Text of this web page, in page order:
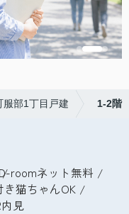
服部1丁目戸建 1-2階
D-roomネット無料
き猫ちゃんOK
見